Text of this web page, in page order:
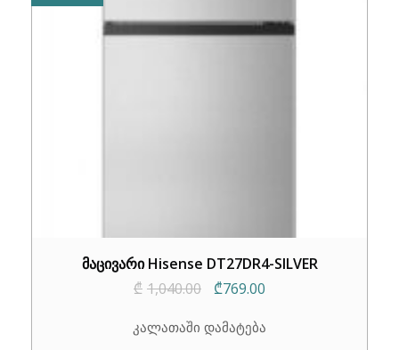
მაცივარი Hisense DT27DR4-SILVER
₾ 1,040.00
Original
was:
₾769.00
is:
კალათაში დამატება